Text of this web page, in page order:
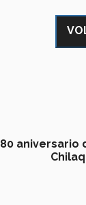
80 aniversario